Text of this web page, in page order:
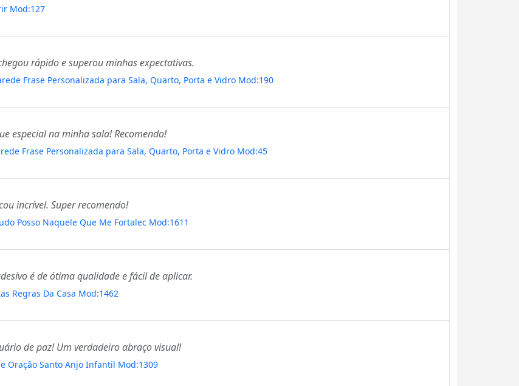
Mod:127
rápido e superou minhas expectativas.
Frase Personalizada para Sala, Quarto, Porta e Vidro Mod:190
especial na minha sala! Recomendo!
Frase Personalizada para Sala, Quarto, Porta e Vidro Mod:45
incrível. Super recomendo!
Posso Naquele Que Me Fortalec Mod:1611
é de ótima qualidade e fácil de aplicar.
Regras Da Casa Mod:1462
de paz! Um verdadeiro abraço visual!
Oração Santo Anjo Infantil Mod:1309